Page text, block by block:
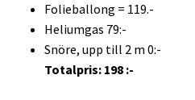
Folieballong = 119.-
Heliumgas 79:-
Snöre, upp till 2 m 0:-
Totalpris: 198 :-